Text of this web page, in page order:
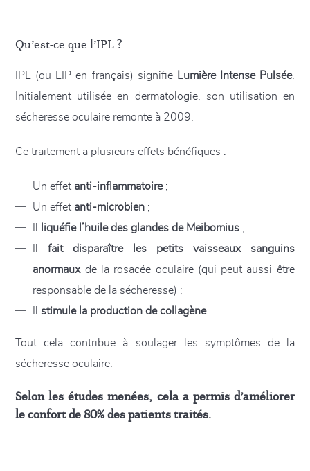
Qu’est-ce que l’IPL ?
IPL (ou LIP en français) signifie Lumière Intense Pulsée.
Initialement utilisée en dermatologie, son utilisation en
sécheresse oculaire remonte à 2009.
Ce traitement a plusieurs effets bénéfiques :
Un effet anti-inflammatoire;
Un effet anti-microbien ;
liquéfie l’huile des glandes de Meibomius ;
Ilfait disparaître les petits vaisseaux sanguins
anormauxde la rosacée oculaire (qui peut aussi être
responsable de la sécheresse) ;
stimule la production de collagène.
Tout cela contribue à soulager les symptômes de la
sécheresse oculaire.
Selon les études menées, cela a permis d’améliorer
le confort de 80% des patients traités.